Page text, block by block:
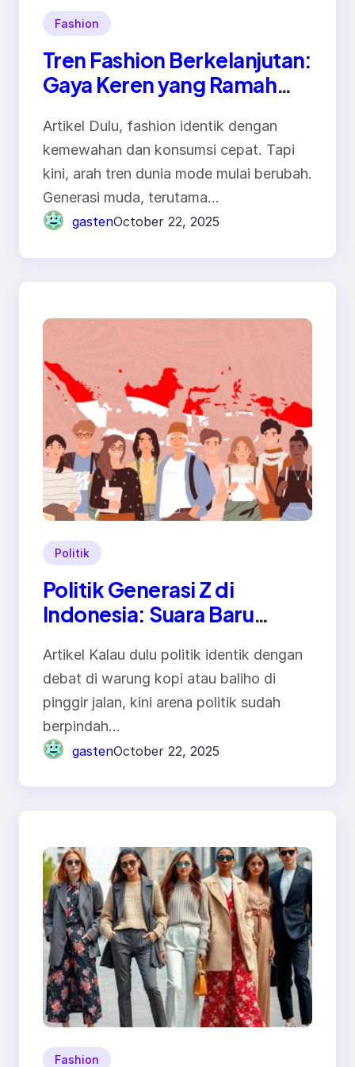
Fashion
Tren Fashion Berkelanjutan:
Gaya Keren yang Ramah
Artikel Dulu, fashion identik dengan
kemewahan dan konsumsi cepat. Tapi
kini, arah tren dunia mode mulai berubah.
Generasi muda, terutama…
gastenOctober 22, 2025
Politik
Politik Generasi Z di
Indonesia: Suara Baru
Artikel Kalau dulu politik identik dengan
debat di warung kopi atau baliho di
pinggir jalan, kini arena politik sudah
berpindah…
gastenOctober 22, 2025
Fashion